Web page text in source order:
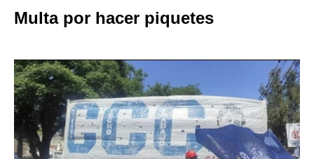
Multa por hacer piquetes